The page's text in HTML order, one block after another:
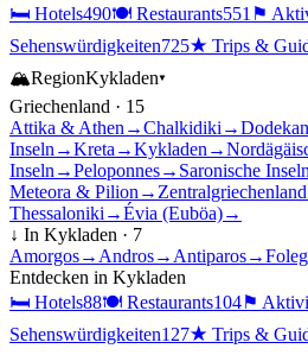
🛏 Hotels490🍽 Restaurants551 ⚑
Sehenswürdigkeiten725★ Trips &
🏔RegionKykladen▾
Griechenland · 15
Attika & Athen →Chalkidiki →
Inseln →Kreta →Kykladen →
Inseln →Peloponnes→ Saronische Inseln
Meteora & Pilion → Zentralgriechenland
Thessaloniki →Évia (Euböa)→
↓ In Kykladen · 7
Amorgos→ Andros→ Antiparos→
Entdecken in Kykladen
🛏 Hotels88🍽 Restaurants104⚑
Sehenswürdigkeiten127★ Trips &